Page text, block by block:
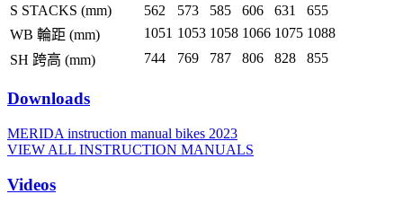
S STACKS (mm)
562 573 585 606 631
655
WB 輪距 (mm)
1051 1053 1058 1066 1075 1088
SH 跨高 (mm)
744 769 787 806 828 855
Downloads
MERIDA instruction manual bikes 2023
VIEW ALL INSTRUCTION MANUALS
Videos